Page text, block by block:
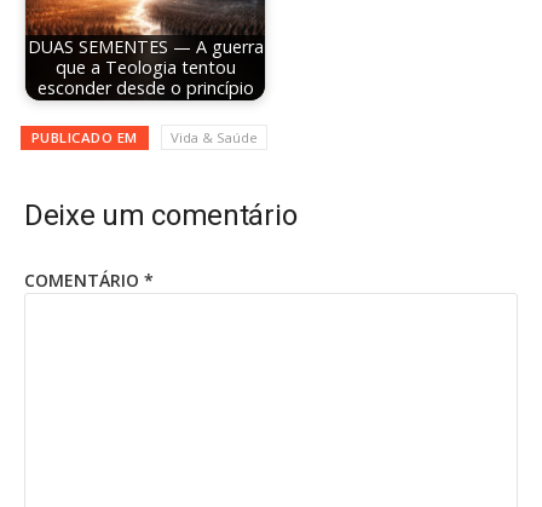
DUAS SEMENTES — A guerra
que a Teologia tentou
esconder desde o princípio
PUBLICADO EM Vida & Saúde
Deixe um comentário
COMENTÁRIO *